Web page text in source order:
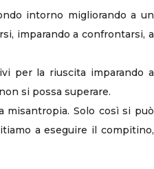
intorno migliorando a un
imparando a confrontarsi, a
per la riuscita imparando a
si possa superare.
Solo così si può
a eseguire il compitino,